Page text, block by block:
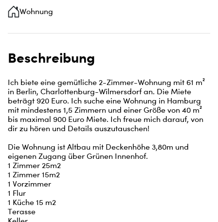
Wohnung
Beschreibung
Ich biete eine gemütliche 2-Zimmer-Wohnung mit 61 m²
in Berlin, Charlottenburg-Wilmersdorf an. Die Miete
beträgt 920 Euro. Ich suche eine Wohnung in Hamburg
mit mindestens 1,5 Zimmern und einer Größe von 40 m²
bis maximal 900 Euro Miete. Ich freue mich darauf, von
dir zu hören und Details auszutauschen!
Die Wohnung ist Altbau mit Deckenhöhe 3,80m und
eigenen Zugang über Grünen Innenhof.
1 Zimmer 25m2
1 Zimmer 15m2
1 Vorzimmer
1 Flur
1 Küche 15 m2
Terasse